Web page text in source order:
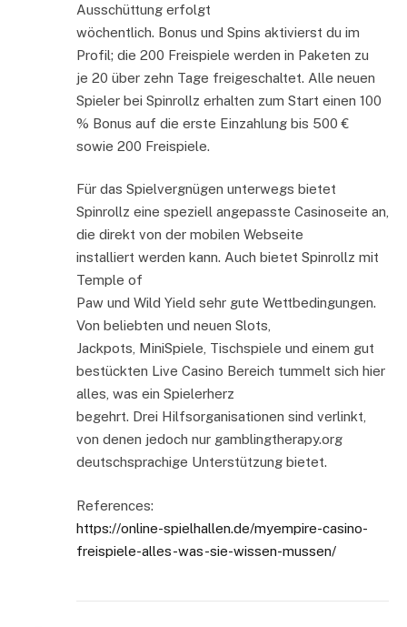
Ausschüttung erfolgt
wöchentlich. Bonus und Spins aktivierst du im
Profil; die 200 Freispiele werden in Paketen zu
je 20 über zehn Tage freigeschaltet. Alle neuen
Spieler bei Spinrollz erhalten zum Start einen 100
% Bonus auf die erste Einzahlung bis 500 €
sowie 200 Freispiele.
Für das Spielvergnügen unterwegs bietet
Spinrollz eine speziell angepasste Casinoseite an,
die direkt von der mobilen Webseite
installiert werden kann. Auch bietet Spinrollz mit
Temple of
Paw und Wild Yield sehr gute Wettbedingungen.
Von beliebten und neuen Slots,
Jackpots, MiniSpiele, Tischspiele und einem gut
bestückten Live Casino Bereich tummelt sich hier
alles, was ein Spielerherz
begehrt. Drei Hilfsorganisationen sind verlinkt,
von denen jedoch nur gamblingtherapy.org
deutschsprachige Unterstützung bietet.
References:
https://online-spielhallen.de/myempire-casino-
freispiele-alles-was-sie-wissen-mussen/